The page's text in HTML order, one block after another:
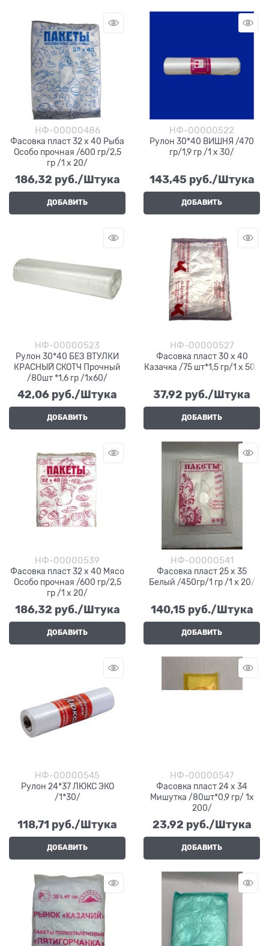
НФ-00000486
Фасовка пласт 32 х 40 Рыба
Особо прочная /600 гр/2,5
гр /1 х 20/
186,32 руб./Штука
ДОБАВИТЬ
НФ-00000522
Рулон 30*40 ВИШНЯ /470
гр/1,9 гр /1 х 30/
143,45 руб./Штука
ДОБАВИТЬ
НФ-00000523
Рулон 30*40 БЕЗ ВТУЛКИ
КРАСНЫЙ СКОТЧ Прочный
/80шт *1,6 гр /1х60/
42,06 руб./Штука
ДОБАВИТЬ
НФ-00000527
Фасовка пласт 30 х 40
Казачка /75 шт*1,5 гр/1 х 50/
37,92 руб./Штука
ДОБАВИТЬ
НФ-00000539
Фасовка пласт 32 х 40 Мясо
Особо прочная /600 гр/2,5
гр /1 х 20/
186,32 руб./Штука
ДОБАВИТЬ
НФ-00000541
Фасовка пласт 25 х 35
Белый /450гр/1 гр /1 х 20/
140,15 руб./Штука
ДОБАВИТЬ
НФ-00000545
Рулон 24*37 ЛЮКС ЭКО
/1*30/
118,71 руб./Штука
ДОБАВИТЬ
НФ-00000547
Фасовка пласт 24 х 34
Мишутка /80шт*0,9 гр/ 1х
200/
23,92 руб./Штука
ДОБАВИТЬ